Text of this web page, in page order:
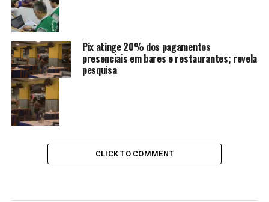
Pix atinge 20% dos pagamentos
presenciais em bares e restaurantes; revela
pesquisa
CLICK TO COMMENT